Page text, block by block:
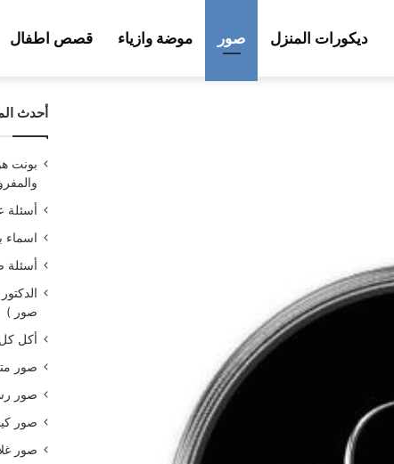
ديكورات المنزل صور موضة وازياء قصص اطفال
أحدث
بونت
أسئلة
اسماء
أسئلة
صور )
أكل
صور
صور
صور
صور